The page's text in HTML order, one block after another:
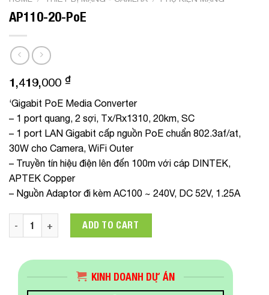
AP110-20-PoE
1,419,000 ₫
‘Gigabit PoE Media Converter
– 1 port quang, 2 sợi, Tx/Rx1310, 20km, SC
– 1 port LAN Gigabit cấp nguồn PoE chuẩn 802.3af/at,
30W cho Camera, WiFi Outer
– Truyền tín hiệu điện lên đến 100m với cáp DINTEK,
APTEK Copper
– Nguồn Adaptor đi kèm AC100 ~ 240V, DC 52V, 1.25A
AP110-20-PoE quantityADD TO CART
KINH DOANH DỰ ÁN